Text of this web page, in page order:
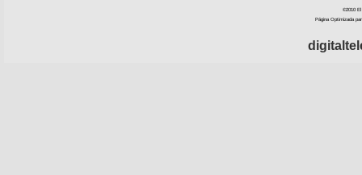
©2010 El
Página Optimizada